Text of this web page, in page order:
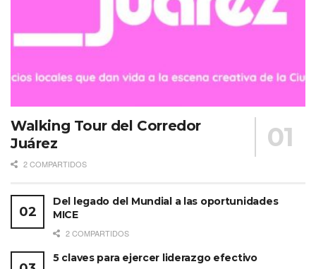
Walking Tour del Corredor
Juárez
2 COMPARTIDOS
Del legado del Mundial a las oportunidades
MICE
2 COMPARTIDOS
5 claves para ejercer liderazgo efectivo